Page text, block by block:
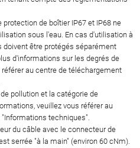
de boîtier IP67 et IP68 ne
sous l'eau. En cas d'utilisation à
doivent être protégés séparément
d'informations sur les degrés de
référer au centre de téléchargement
pollution et la catégorie de
veuillez vous référer au
techniques".
du câble avec le connecteur de
serrée "à la main" (environ 60 cNm).